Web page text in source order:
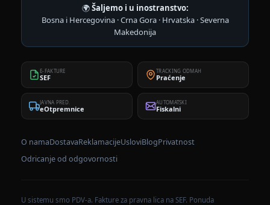
🌍Šaljemo i u inostranstvo:
Bosna i Hercegovina · Crna Gora · Hrvatska · Severna
Makedonija
E-FAKTURE
SEF
TRACKING ODMAH
Praćenje
JAVNA PRED.
eOtpremnice
AUTOMATSKI
Fiskalni
O namaDostavaReklamacijeUsloviBlogPrivatnost
Odricanje od odgovornosti
U sistemu smo PDV-a. Fakture za pravna lica na SEF. Ponuda